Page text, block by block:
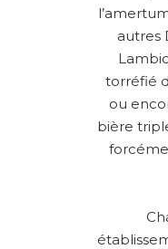
autres
torréfié
ou
bière